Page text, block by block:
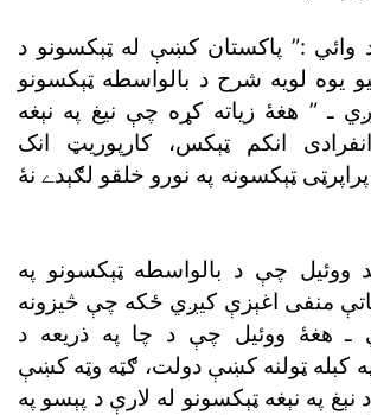
وائي :” پاکستان کښې له ټېکسونو د
يوه لويه شرح د بالواسطه ټېکسونو
ـ ” هغۀ زياته کړه چې نيغ په نېغه
انکم ټېکس، کارپوريټ انک
ټېکسونه په نورو خلقو لګېدے نۀ
ووئيل چې د بالواسطه ټېکسونو په
منفى اغېزې کيږي ځکه چې څيزونه
ـ هغۀ ووئيل چې د چا په ذريعه د
کبله ټولنه کښې دولت، ګټه وټه کښې
نېغ په نېغه ټېکسونو له لارې د پېسو په